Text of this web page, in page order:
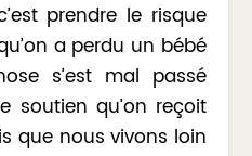
prendre le risque
a perdu un bébé
s’est mal passé
soutien qu’on reçoit
que nous vivons loin